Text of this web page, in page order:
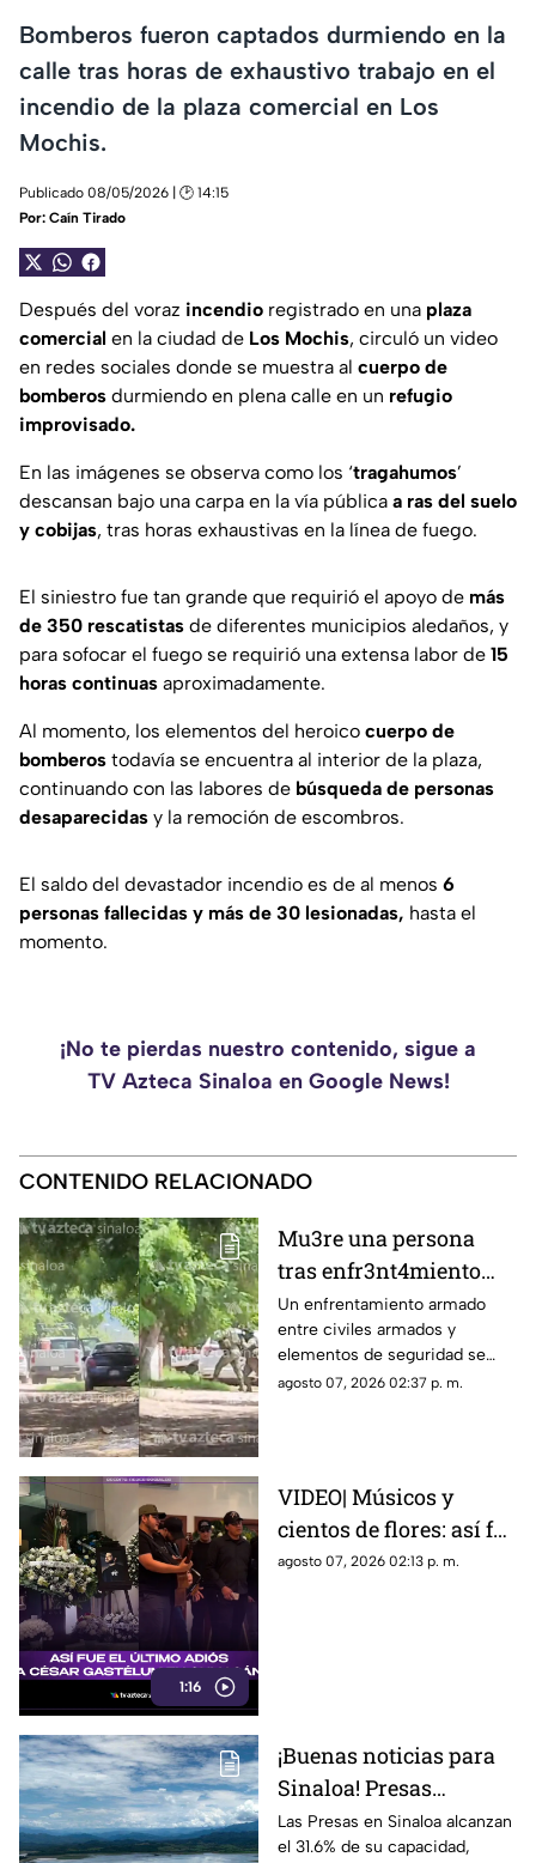
Bomberos fueron captados durmiendo en la
calle tras horas de exhaustivo trabajo en el
incendio de la plaza comercial en Los
Mochis.
Publicado 08/05/2026 | 🕑 14:15
Por: Caín Tirado
Después del voraz incendio registrado en una plaza
comercial en la ciudad de Los Mochis, circuló un video
en redes sociales donde se muestra al cuerpo de
bomberos durmiendo en plena calle en un refugio
improvisado.
En las imágenes se observa como los ‘tragahumos’
descansan bajo una carpa en la vía pública a ras del suelo
y cobijas, tras horas exhaustivas en la línea de fuego.
El siniestro fue tan grande que requirió el apoyo de más
de 350 rescatistas de diferentes municipios aledaños, y
para sofocar el fuego se requirió una extensa labor de 15
horas continuas aproximadamente.
Al momento, los elementos del heroico cuerpo de
bomberos todavía se encuentra al interior de la plaza,
continuando con las labores de búsqueda de personas
desaparecidas y la remoción de escombros.
El saldo del devastador incendio es de al menos 6
personas fallecidas y más de 30 lesionadas, hasta el
momento.
¡No te pierdas nuestro contenido, sigue a
TV Azteca Sinaloa en Google News!
CONTENIDO RELACIONADO
Mu3re una persona
tras enfr3nt4miento
entre agentes y
delincuentes en
Coyotitán, San Ignacio
Un enfrentamiento armado
entre civiles armados y
elementos de seguridad se
registró este viernes en San
agosto 07, 2026 02:37 p. m.
1:16
VIDEO| Músicos y
cientos de flores: así fue
el último adiós a César
agosto 07, 2026 02:13 p. m.
¡Buenas noticias para
Sinaloa! Presas
superan por mucho los
niveles de agua del
Las Presas en Sinaloa alcanzan
el 31.6% de su capacidad,